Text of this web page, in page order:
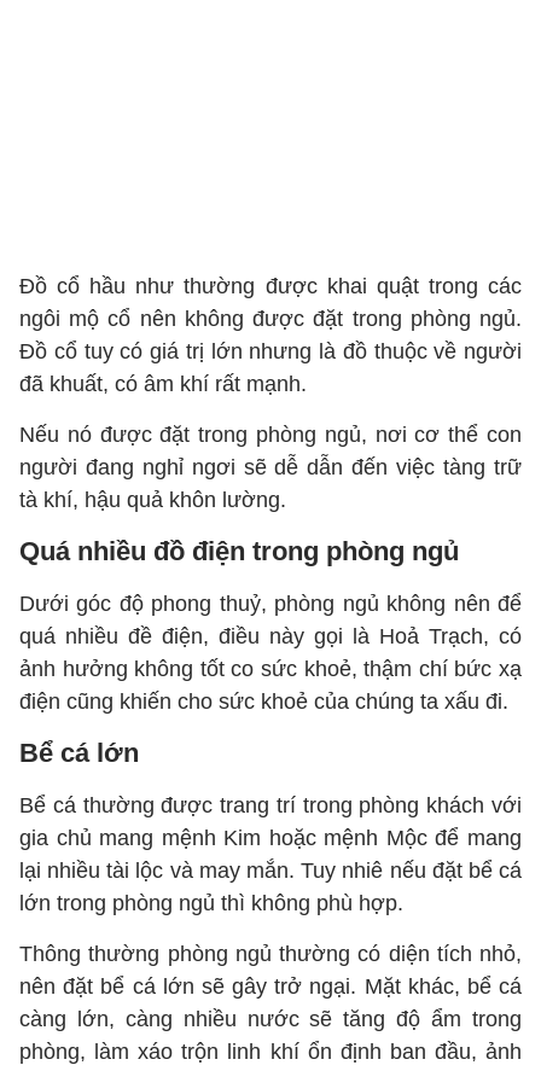
Đồ cổ hầu như thường được khai quật trong các
ngôi mộ cổ nên không được đặt trong phòng ngủ.
Đồ cổ tuy có giá trị lớn nhưng là đồ thuộc về người
đã khuất, có âm khí rất mạnh.
Nếu nó được đặt trong phòng ngủ, nơi cơ thể con
người đang nghỉ ngơi sẽ dễ dẫn đến việc tàng trữ
tà khí, hậu quả khôn lường.
Quá nhiều đồ điện trong phòng ngủ
Dưới góc độ phong thuỷ, phòng ngủ không nên để
quá nhiều đề điện, điều này gọi là Hoả Trạch, có
ảnh hưởng không tốt co sức khoẻ, thậm chí bức xạ
điện cũng khiến cho sức khoẻ của chúng ta xấu đi.
Bể cá lớn
Bể cá thường được trang trí trong phòng khách với
gia chủ mang mệnh Kim hoặc mệnh Mộc để mang
lại nhiều tài lộc và may mắn. Tuy nhiê nếu đặt bể cá
lớn trong phòng ngủ thì không phù hợp.
Thông thường phòng ngủ thường có diện tích nhỏ,
nên đặt bể cá lớn sẽ gây trở ngại. Mặt khác, bể cá
càng lớn, càng nhiều nước sẽ tăng độ ẩm trong
phòng, làm xáo trộn linh khí ổn định ban đầu, ảnh